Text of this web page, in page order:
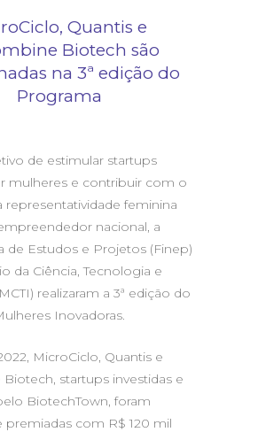
Quantis e
Biotech são
na 3ª edição do
Programa
de estimular startups
mulheres e contribuir com o
representatividade feminina
nacional, a
de Estudos e Projetos (Finep)
da Ciência, Tecnologia e
realizaram a 3ª edição do
Inovadoras.
MicroCiclo, Quantis e
startups investidas e
BiotechTown, foram
premiadas com R$ 120 mil